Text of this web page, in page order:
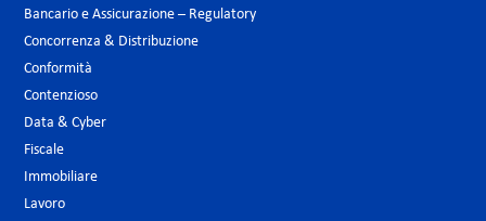
Bancario e Assicurazione – Regulatory
Concorrenza & Distribuzione
Conformità
Contenzioso
Data & Cyber
Fiscale
Immobiliare
Lavoro